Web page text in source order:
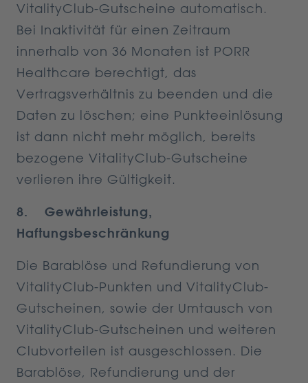
VitalityClub-Gutscheine automatisch.
Bei Inaktivität für einen Zeitraum
innerhalb von 36 Monaten ist PORR
Healthcare berechtigt, das
Vertragsverhältnis zu beenden und die
Daten zu löschen; eine Punkteeinlösung
ist dann nicht mehr möglich, bereits
bezogene VitalityClub-Gutscheine
verlieren ihre Gültigkeit.
8. Gewährleistung,
Haftungsbeschränkung
Die Barablöse und Refundierung von
VitalityClub-Punkten und VitalityClub-
Gutscheinen, sowie der Umtausch von
VitalityClub-Gutscheinen und weiteren
Clubvorteilen ist ausgeschlossen. Die
Barablöse, Refundierung und der